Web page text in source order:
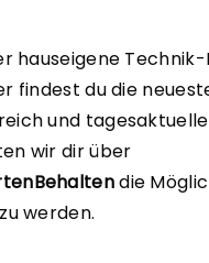
hauseigene
findest du die
und
wir dir über
die
werden.